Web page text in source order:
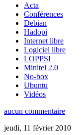
Acta
Conférences
Debian
Hadopi
Internet libre
Logiciel libre
LOPPSI
Minitel 2.0
No-box
Ubuntu
Vidéos
aucun commentaire
jeudi, 11 février 2010